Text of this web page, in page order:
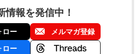
情報を発信中！
ロー メルマガ登録
ロー